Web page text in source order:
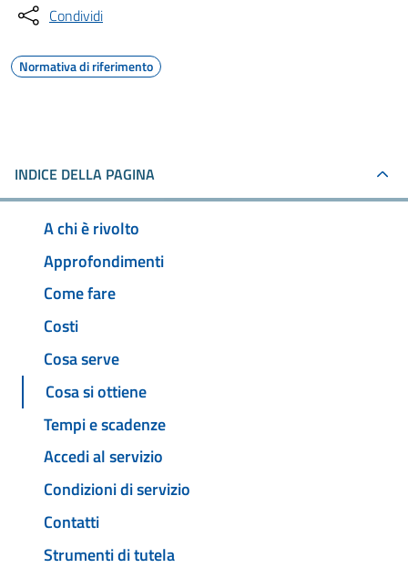
Condividi
Normativa di riferimento
INDICE DELLA PAGINA
A chi è rivolto
Approfondimenti
Come fare
Costi
Cosa serve
Cosa si ottiene
Tempi e scadenze
Accedi al servizio
Condizioni di servizio
Contatti
Strumenti di tutela